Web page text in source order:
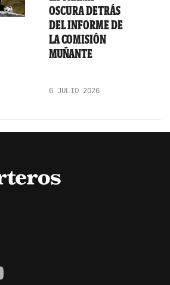
OSCURA DETRÁS
DEL INFORME DE
LA COMISIÓN
MUÑANTE
6 JULIO 2026